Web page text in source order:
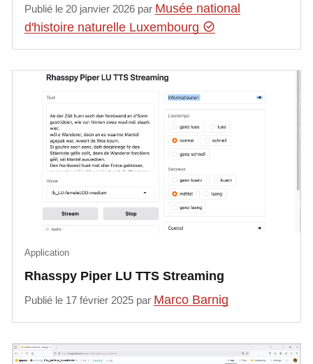
Publié le 20 janvier 2026 par Musée national
d'histoire naturelle Luxembourg
Rhasspy Piper LU TTS Streaming
Application
Publié le 17 février 2025 par Marco Barnig